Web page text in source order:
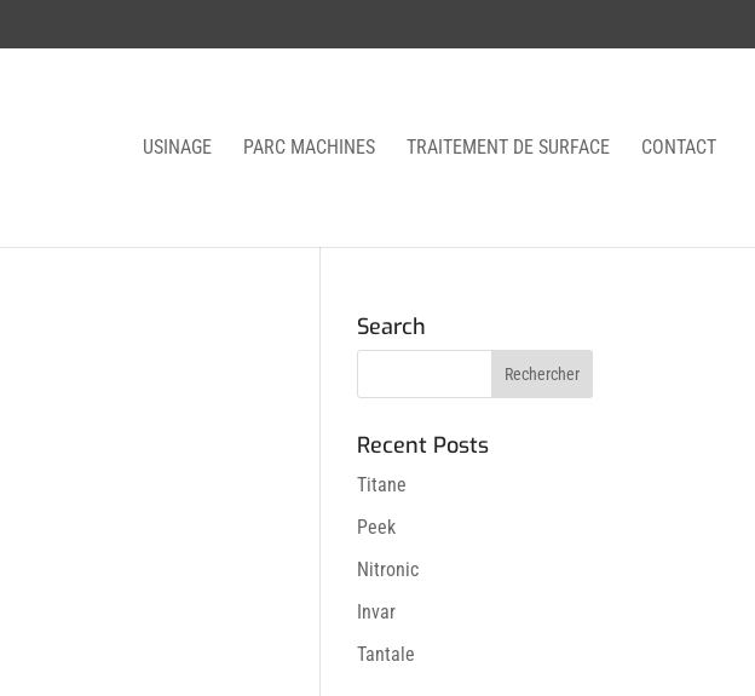
USINAGE PARC MACHINES TRAITEMENT DE SURFACE CONTACT
Search
Recent Posts
Titane
Peek
Nitronic
Invar
Tantale